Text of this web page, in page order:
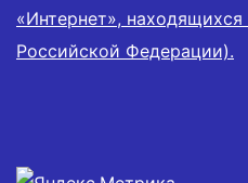
«Интернет»,
Российской Федерации).